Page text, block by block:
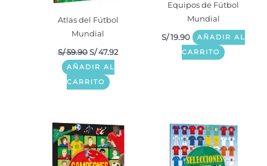
Atlas del Fútbol
Mundial
S/59.90 S/47.92
AÑADIR AL
CARRITO
Equipos de Fútbol
Mundial
S/19.90
AÑADIR AL
CARRITO